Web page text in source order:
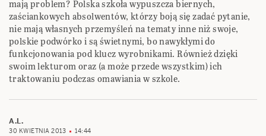
mają problem? Polska szkoła wypuszcza biernych,
zaściankowych absolwentów, którzy boją się zadać pytanie,
nie mają własnych przemyśleń na tematy inne niż swoje,
polskie podwórko i są świetnymi, bo nawykłymi do
funkcjonowania pod klucz wyrobnikami. Również dzięki
swoim lekturom oraz (a może przede wszystkim) ich
traktowaniu podczas omawiania w szkole.
A.L.
30 KWIETNIA 2013 14:44